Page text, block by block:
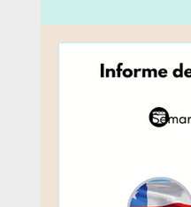
Noticias y eventos